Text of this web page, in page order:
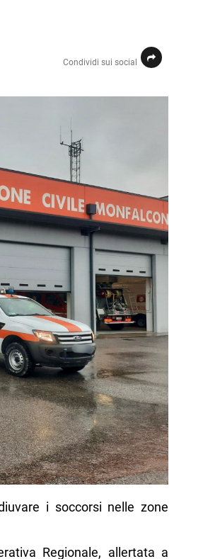
Condividi sui social
i soccorsi nelle zone
Regionale, allertata a